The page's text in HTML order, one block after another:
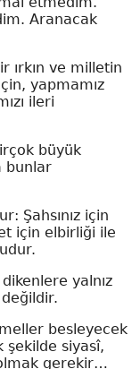
Aranacak
ırkın ve milletin
yapmamız
ileri
büyük
bunlar
Şahsınız için
için elbirliği ile
dikenlere yalnız
besleyecek
şekilde siyasî,
gerekir…